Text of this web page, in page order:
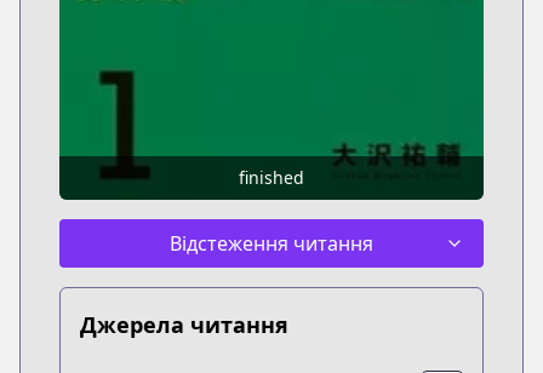
finished
Відстеження читання
Джерела читання